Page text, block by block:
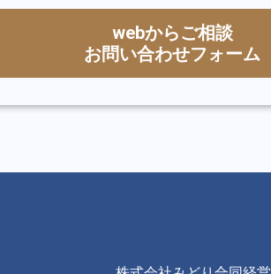
webからご相談
お問い合わせフォーム